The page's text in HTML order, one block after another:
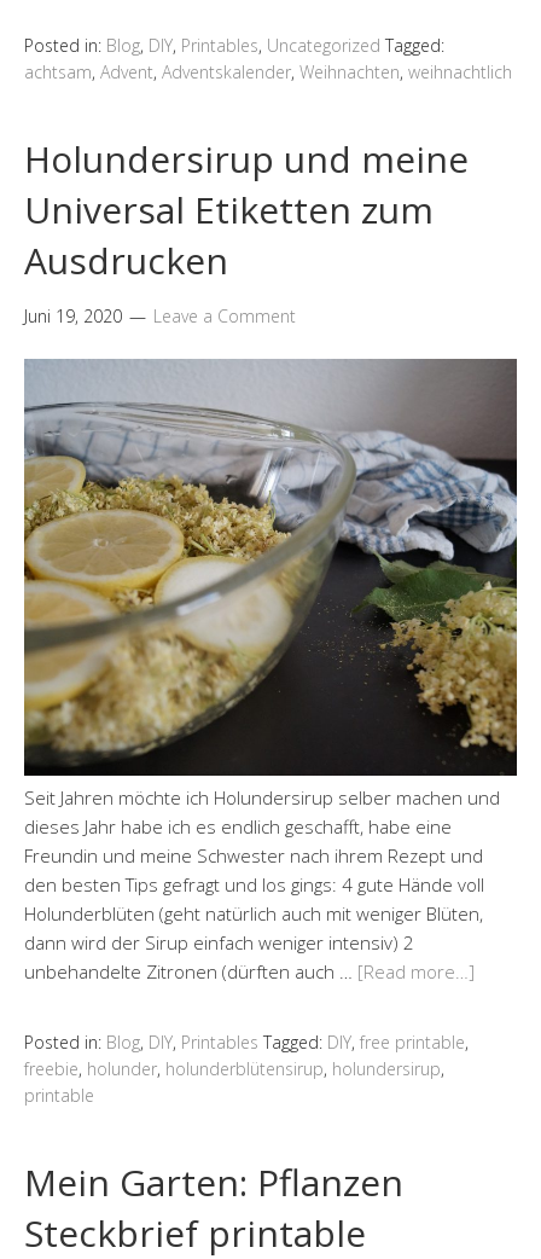
Posted in: Blog, DIY, Printables, Uncategorized Tagged:
achtsam, Advent, Adventskalender, Weihnachten, weihnachtlich
Holundersirup und meine
Universal Etiketten zum
Ausdrucken
Juni 19, 2020 Leave a Comment
Seit Jahren möchte ich Holundersirup selber machen und
dieses Jahr habe ich es endlich geschafft, habe eine
Freundin und meine Schwester nach ihrem Rezept und
den besten Tips gefragt und los gings: 4 gute Hände voll
Holunderblüten (geht natürlich auch mit weniger Blüten,
dann wird der Sirup einfach weniger intensiv) 2
unbehandelte Zitronen (dürften auch … [Read more…]
Posted in: Blog, DIY, Printables Tagged: DIY, free printable,
freebie, holunder, holunderblütensirup, holundersirup,
printable
Mein Garten: Pflanzen
Steckbrief printable